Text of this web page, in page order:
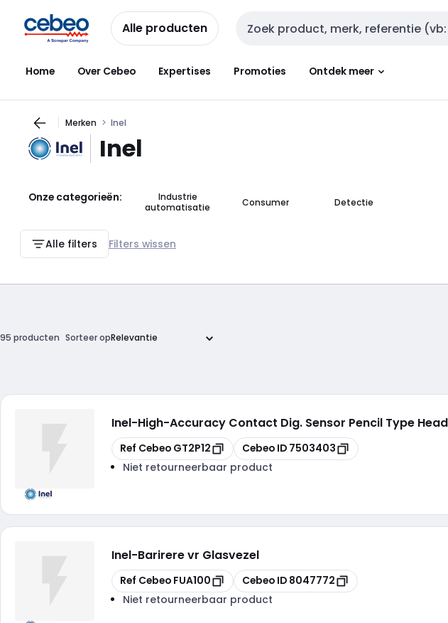
naar
navigatie
naar
inhoud
Alle producten Zoekveld invoer
Home Over Cebeo Expertises Promoties Ontdek meer
Merken Inel
Inel
Onze categorieën:
Industrie
automatisatie
Consumer Detectie
Alle filters Filters wissen
95 producten Sorteer op
Inel-High-Accuracy Contact Dig. Sensor Pencil Type
Kopiëren
Ref Cebeo GT2P12 Kopiëren
Cebeo ID 7503403
Niet retourneerbaar product
Inel-Barirere vr Glasvezel
Kopiëren
Ref Cebeo FUA100 Kopiëren
Cebeo ID 8047772
Niet retourneerbaar product